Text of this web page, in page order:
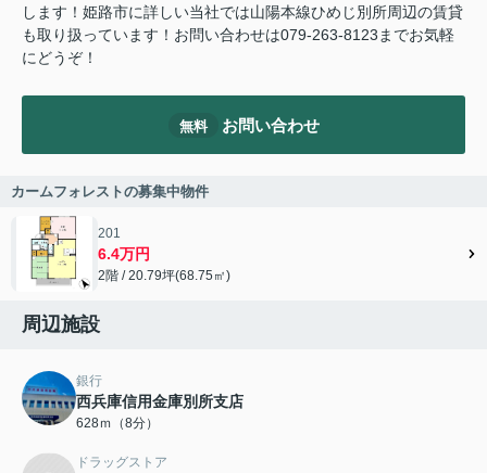
します！姫路市に詳しい当社では山陽本線ひめじ別所周辺の賃貸
も取り扱っています！お問い合わせは079-263-8123までお気軽
にどうぞ！
無料 お問い合わせ
カームフォレストの募集中物件
201
6.4万円
2階 / 20.79坪(68.75㎡)
周辺施設
銀行
西兵庫信用金庫別所支店
628ｍ（8分）
ドラッグストア